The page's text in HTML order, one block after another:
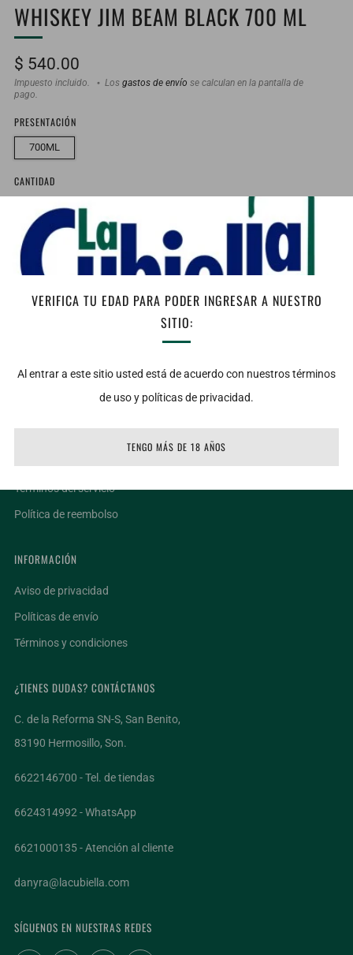
VERIFICA TU EDAD PARA PODER INGRESAR A NUESTRO
SITIO:
Al entrar a este sitio usted está de acuerdo con nuestros términos
de uso y políticas de privacidad.
TENGO MÁS DE 18 AÑOS
¡ÚNETE AL CLUB DE VINO SIN COSTO!
WHISKEY JIM BEAM BLACK 700 ML
Precio
habitual
$ 540.00
Impuesto incluido. Los gastos de envío se calculan en la pantalla de
pago.
PRESENTACIÓN
700ML
CANTIDAD
Bajo stock
FacebookTwitter
Términos del servicio
Política de reembolso
INFORMACIÓN
Aviso de privacidad
Políticas de envío
Términos y condiciones
¿TIENES DUDAS? CONTÁCTANOS
C. de la Reforma SN-S, San Benito,
83190 Hermosillo, Son.
6622146700 - Tel. de tiendas
6624314992 - WhatsApp
6621000135 - Atención al cliente
danyra@lacubiella.com
SÍGUENOS EN NUESTRAS REDES